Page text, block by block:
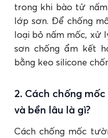
trong khi bào tử
lớp sơn. Để chống
loại bỏ nấm mốc, xử
sơn chống ẩm kết
bằng keo silicone
2. Cách chống
và bền lâu là gì?
Cách chống mốc